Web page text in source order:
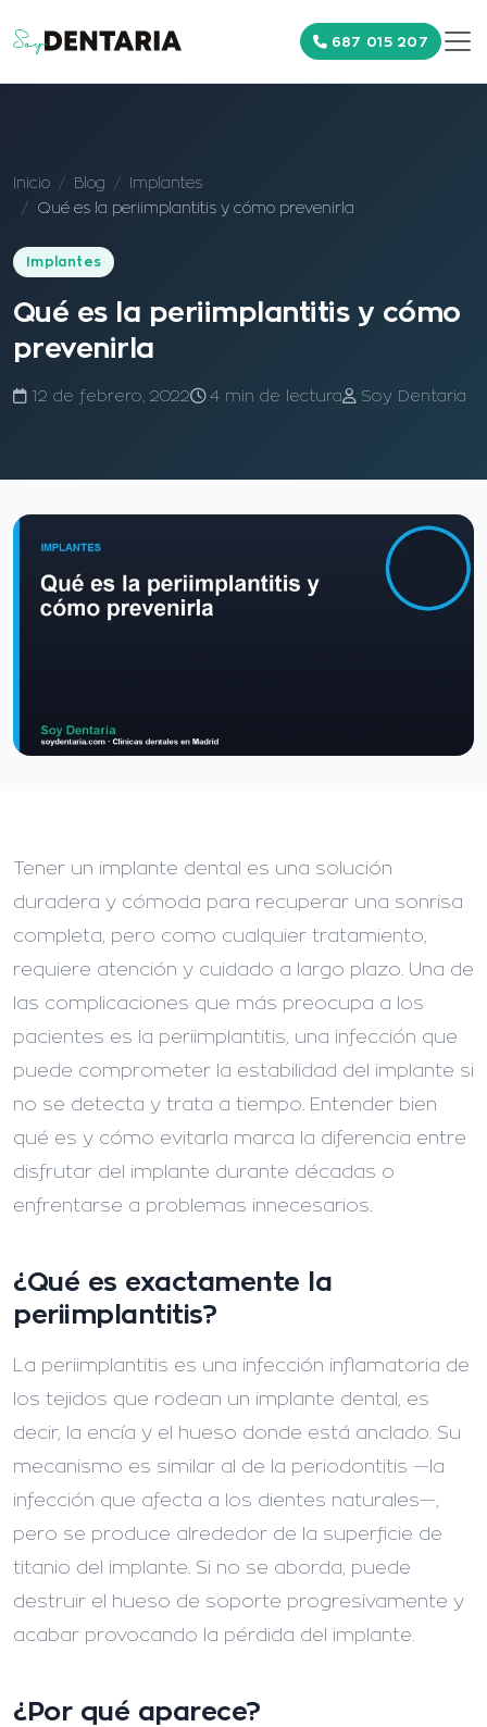
687 015 207
Inicio Blog
Implantes
Qué es la periimplantitis y cómo prevenirla
Implantes
Qué es la periimplantitis y cómo
prevenirla
12 de febrero, 2022 4 min de lectura Soy Dentaria
Tener un implante dental es una solución
duradera y cómoda para recuperar una sonrisa
completa, pero como cualquier tratamiento,
requiere atención y cuidado a largo plazo. Una de
las complicaciones que más preocupa a los
pacientes es la periimplantitis, una infección que
puede comprometer la estabilidad del implante si
no se detecta y trata a tiempo. Entender bien
qué es y cómo evitarla marca la diferencia entre
disfrutar del implante durante décadas o
enfrentarse a problemas innecesarios.
¿Qué es exactamente la
periimplantitis?
La periimplantitis es una infección inflamatoria de
los tejidos que rodean un implante dental, es
decir, la encía y el hueso donde está anclado. Su
mecanismo es similar al de la periodontitis —la
infección que afecta a los dientes naturales—,
pero se produce alrededor de la superficie de
titanio del implante. Si no se aborda, puede
destruir el hueso de soporte progresivamente y
acabar provocando la pérdida del implante.
¿Por qué aparece?